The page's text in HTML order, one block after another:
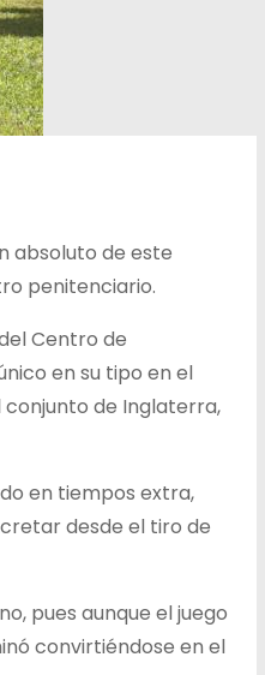
absoluto de este
penitenciario.
Centro de
en su tipo en el
de Inglaterra,
en tiempos extra,
desde el tiro de
pues aunque el juego
convirtiéndose en el